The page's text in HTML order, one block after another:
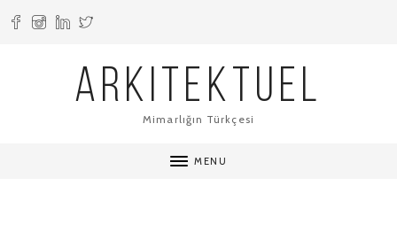
ARKITEKTUEL
Mimarlığın Türkçesi
MENU